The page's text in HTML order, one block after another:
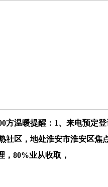
方温暖提醒：1、来电预定
区，地处淮安市淮安区焦
，80%业从收取，